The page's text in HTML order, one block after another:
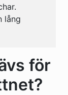
lång
för